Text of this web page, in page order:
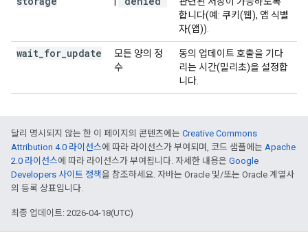
합니다(예: 쿠키(웹), 앱 식별
자(앱)).
wait for update
모든 양의 정
수
동의 업데이트 호출을 기다
리는 시간(밀리초)을 설정합
니다.
달리 명시되지 않는 한 이 페이지의 콘텐츠에는 Creative Commons
Attribution 4.0 라이선스에 따라 라이선스가 부여되며, 코드 샘플에는 Apache
2.0 라이선스에 따라 라이선스가 부여됩니다. 자세한 내용은 Google
Developers 사이트 정책을 참조하세요. 자바는 Oracle 및/또는 Oracle 계열사
의 등록 상표입니다.
최종 업데이트: 2026-04-18(UTC)